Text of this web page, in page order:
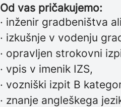
Od vas pričakujemo:
· inženir gradbeništva
· izkušnje v vodenju
· opravljen strokovni
· vpis v imenik IZS,
· vozniški izpit B
· znanje angleškega